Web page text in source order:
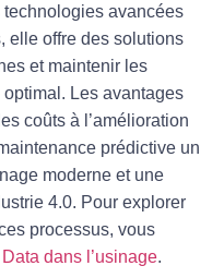
technologies avancées
elle offre des solutions
et maintenir les
Les avantages
coûts à l’amélioration
prédictive un
moderne et une
4.0. Pour explorer
processus, vous
Data dans l’usinage.